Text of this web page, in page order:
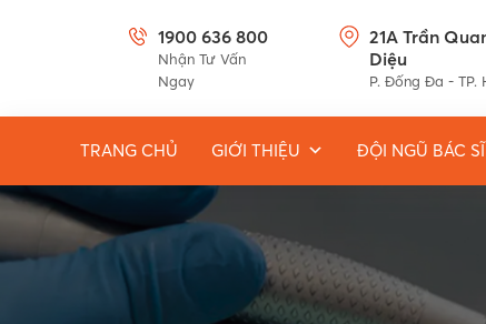
1900 636 800
Nhận Tư Vấn
Ngay
21A Trần
Diệu
P. Đống Đa - TP.
TRANG CHỦ GIỚI THIỆU ĐỘI NGŨ BÁC SĨ